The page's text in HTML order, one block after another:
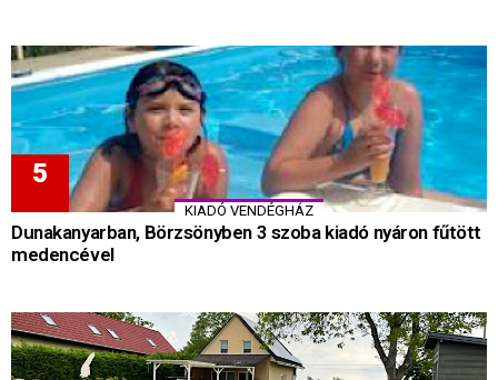
KIADÓ VENDÉGHÁZ
Dunakanyarban, Börzsönyben 3 szoba kiadó nyáron fűtött
medencével